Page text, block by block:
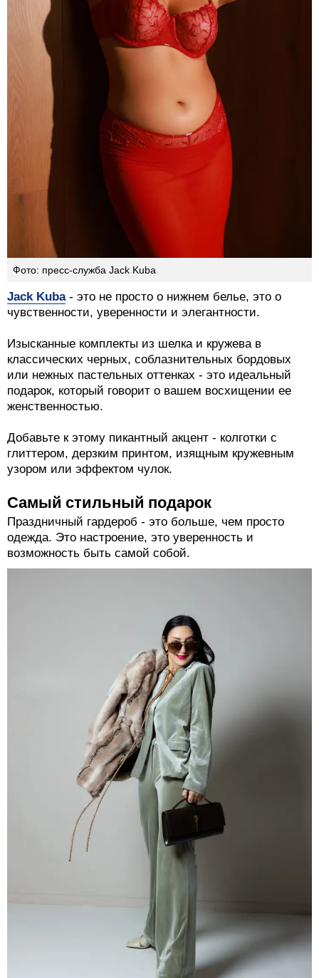
Фото: пресс-служба Jack Kuba
Jack Kuba- это не просто о нижнем белье, это о
чувственности, уверенности и элегантности.
Изысканные комплекты из шелка и кружева в
классических черных, соблазнительных бордовых
или нежных пастельных оттенках - это идеальный
подарок, который говорит о вашем восхищении ее
женственностью.
Добавьте к этому пикантный акцент - колготки с
глиттером, дерзким принтом, изящным кружевным
узором или эффектом чулок.
Самый стильный подарок
Праздничный гардероб - это больше, чем просто
одежда. Это настроение, это уверенность и
возможность быть самой собой.